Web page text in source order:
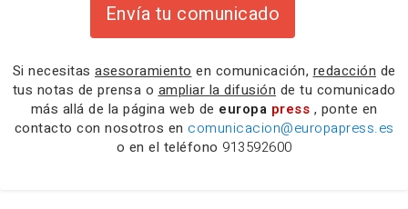
Envía tu comunicado
Si necesitas asesoramiento en comunicación, redacción de
tus notas de prensa o ampliar la difusión de tu comunicado
más allá de la página web de europa press , ponte en
contacto con nosotros en comunicacion@europapress.es
o en el teléfono 913592600